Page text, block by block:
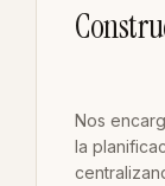
Nos
la